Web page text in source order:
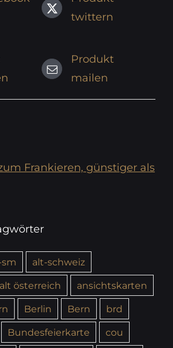
twittern
Produkt
mailen
Frankieren, günstiger als
alt-schweiz
alt österreich
ansichtskarten
Berlin Bern
brd
Bundesfeierkarte
cou